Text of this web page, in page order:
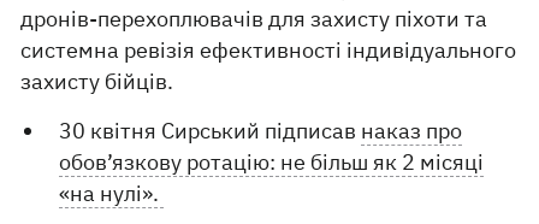
дронів-перехоплювачів для захисту піхоти та
системна ревізія ефективності індивідуального
захисту бійців.
30 квітня Сирський підписав наказ про
обов’язкову ротацію: не більш як 2 місяці
«на нулі».